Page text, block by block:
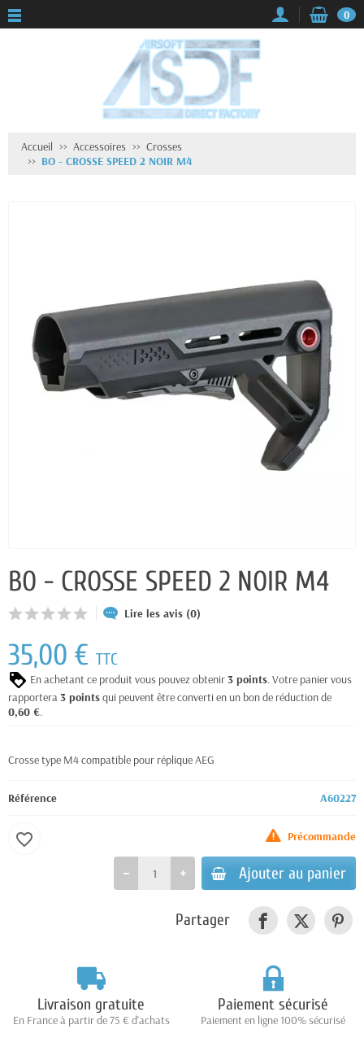
0
Accueil Accessoires
Crosses
BO - CROSSE SPEED 2 NOIR M4
BO - CROSSE SPEED 2 NOIR M4
Lire les avis (0)
35,00 € TTC
En achetant ce produit vous pouvez obtenir3 points. Votre panier vous
rapportera3 pointsqui peuvent être converti en un bon de réduction de
0,60 €.
Crosse type M4 compatible pour réplique AEG
Référence A60227
Précommande
Ajouter au panier
favorite_border
Partager
Livraison gratuite
En France à partir de 75 € d'achats
Paiement sécurisé
Paiement en ligne 100% sécurisé